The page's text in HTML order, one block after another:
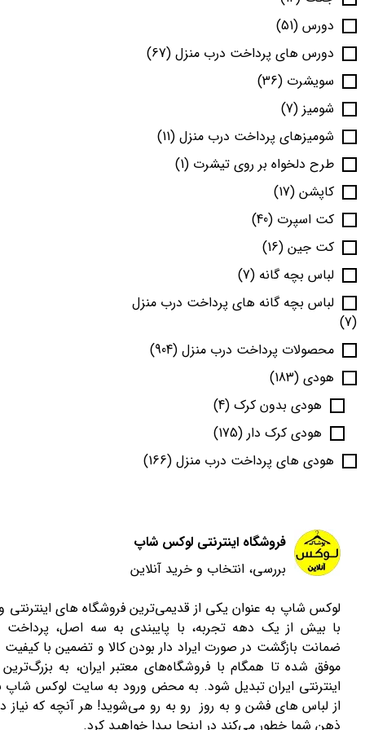
دورس (51)
دورس های پرداخت درب منزل (67)
سویشرت (36)
شومیز (7)
شومیزهای پرداخت درب منزل (11)
طرح دلخواه بر روی تیشرت (1)
کاپشن (17)
کت اسپرت (40)
کت جین (16)
لباس بچه گانه (7)
لباس بچه گانه های پرداخت درب منزل
(7)
محصولات پرداخت درب منزل (904)
هودی (183)
هودی بدون کرک (4)
هودی کرک دار (175)
هودی های پرداخت درب منزل (166)
فروشگاه اینترنتی لوکس شاپ
بررسی، انتخاب و خرید آنلاین
لوکس شاپ به عنوان یکی از قدیمی‌ترین فروشگاه های
با بیش از یک دهه تجربه، با پایبندی به سه اصل،
ضمانت بازگشت در صورت ایراد دار بودن کالا و تضمین با کیفیت
موفق شده تا همگام با فروشگاه‌های معتبر ایران، به
اینترنتی ایران تبدیل شود. به محض ورود به سایت لوکس شاپ
از لباس های فشن و به روز رو به رو می‌شوید! هر آنچه که نیاز
ذهن شما خطور می‌کند در اینجا پیدا خواهید کرد.